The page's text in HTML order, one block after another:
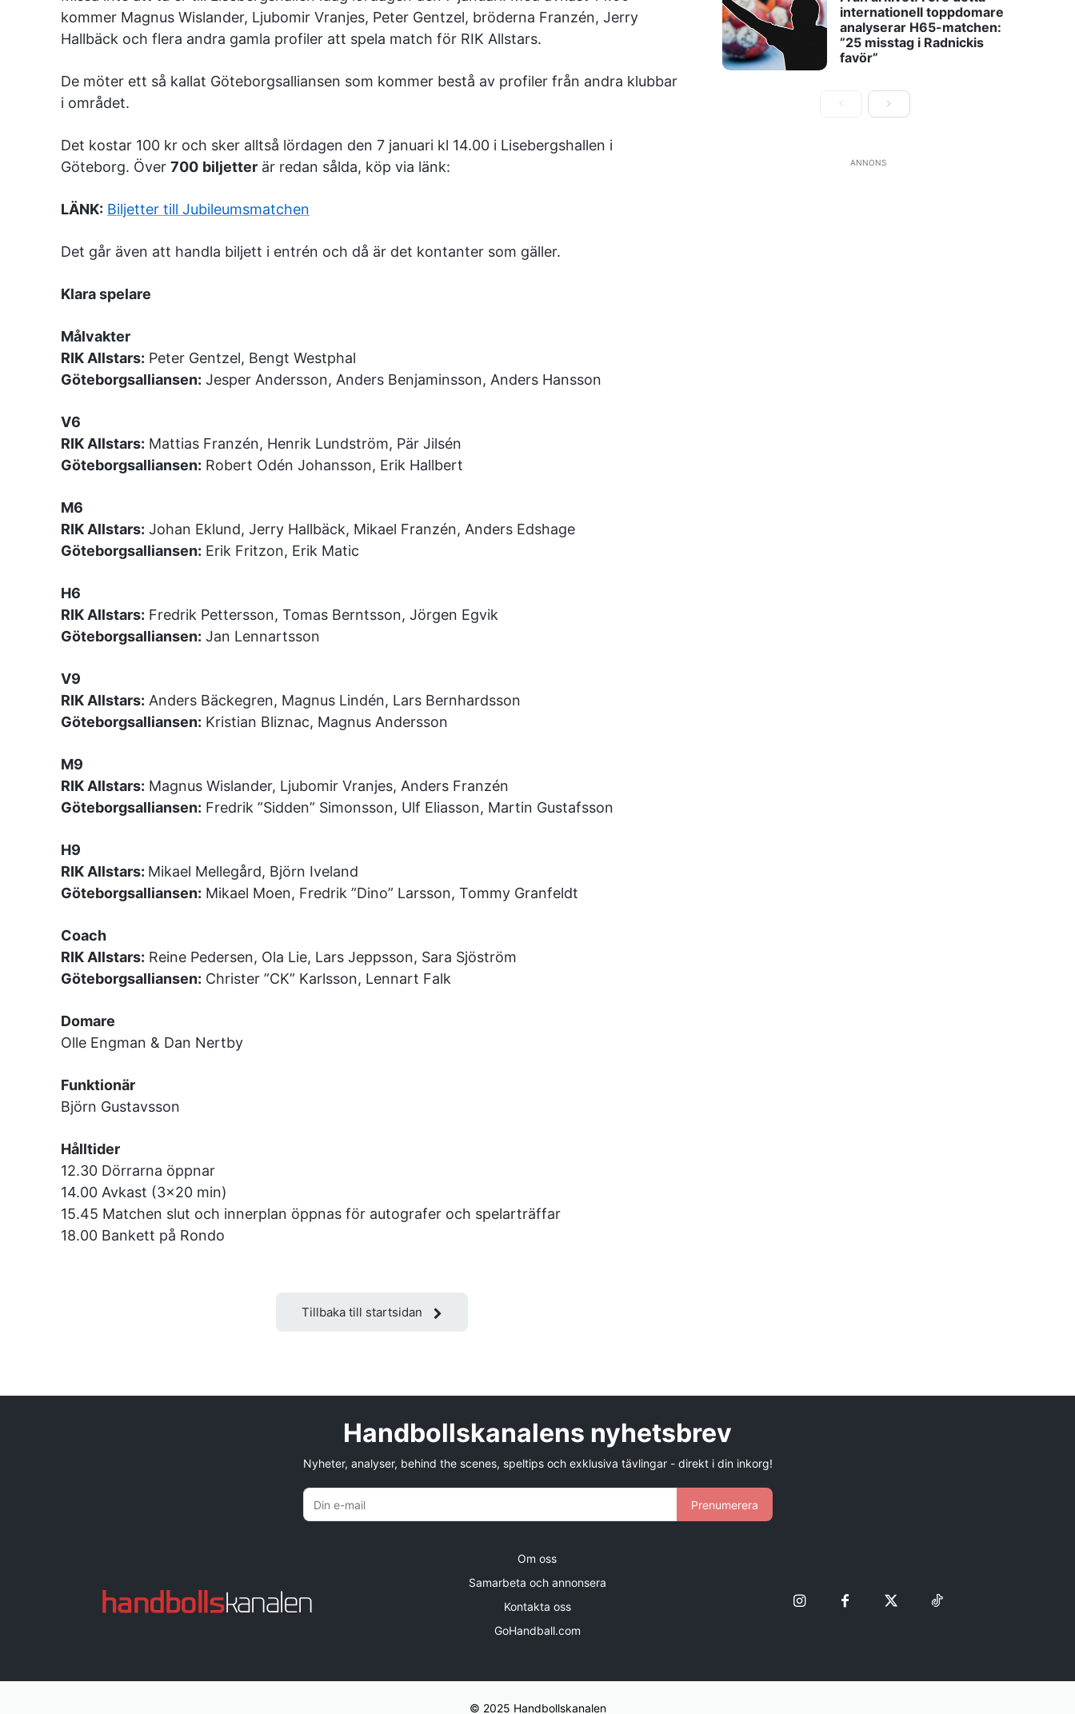
kommer Magnus Wislander, Ljubomir Vranjes, Peter Gentzel, bröderna Franzén, Jerry
Hallbäck och flera andra gamla profiler att spela match för RIK Allstars.
De möter ett så kallat Göteborgsalliansen som kommer bestå av profiler från andra klubbar
i området.
Det kostar 100 kr och sker alltså lördagen den 7 januari kl 14.00 i Lisebergshallen i
Göteborg. Över 700 biljetter är redan sålda, köp via länk:
LÄNK: Biljetter till Jubileumsmatchen
Det går även att handla biljett i entrén och då är det kontanter som gäller.
Klara spelare
Målvakter
RIK Allstars: Peter Gentzel, Bengt Westphal
Göteborgsalliansen: Jesper Andersson, Anders Benjaminsson, Anders Hansson
V6
RIK Allstars: Mattias Franzén, Henrik Lundström, Pär Jilsén
Göteborgsalliansen: Robert Odén Johansson, Erik Hallbert
M6
RIK Allstars: Johan Eklund, Jerry Hallbäck, Mikael Franzén, Anders Edshage
Göteborgsalliansen: Erik Fritzon, Erik Matic
H6
RIK Allstars: Fredrik Pettersson, Tomas Berntsson, Jörgen Egvik
Göteborgsalliansen: Jan Lennartsson
V9
RIK Allstars: Anders Bäckegren, Magnus Lindén, Lars Bernhardsson
Göteborgsalliansen: Kristian Bliznac, Magnus Andersson
M9
RIK Allstars: Magnus Wislander, Ljubomir Vranjes, Anders Franzén
Göteborgsalliansen: Fredrik ”Sidden” Simonsson, Ulf Eliasson, Martin Gustafsson
H9
RIK Allstars: Mikael Mellegård, Björn Iveland
Göteborgsalliansen: Mikael Moen, Fredrik ”Dino” Larsson, Tommy Granfeldt
Coach
RIK Allstars: Reine Pedersen, Ola Lie, Lars Jeppsson, Sara Sjöström
Göteborgsalliansen: Christer ”CK” Karlsson, Lennart Falk
Domare
Olle Engman & Dan Nertby
Funktionär
Björn Gustavsson
Hålltider
12.30 Dörrarna öppnar
14.00 Avkast (3×20 min)
15.45 Matchen slut och innerplan öppnas för autografer och spelarträffar
18.00 Bankett på Rondo
Tillbaka till startsidan
internationell toppdomare
analyserar H65-matchen:
”25 misstag i Radnickis
favör”
ANNONS
Handbollskanalens nyhetsbrev
Nyheter, analyser, behind the scenes, speltips och exklusiva tävlingar - direkt i din inkorg!
Prenumerera
Om oss
Samarbeta och annonsera
Kontakta oss
GoHandball.com
© 2025 Handbollskanalen